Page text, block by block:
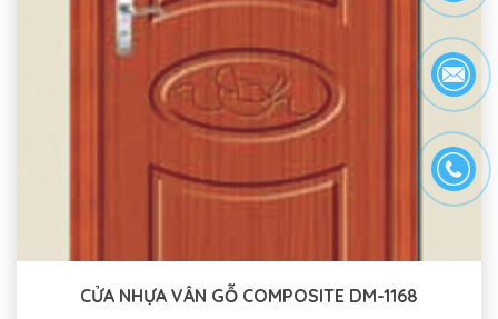
CỬA NHỰA VÂN GỖ COMPOSITE DM-1168